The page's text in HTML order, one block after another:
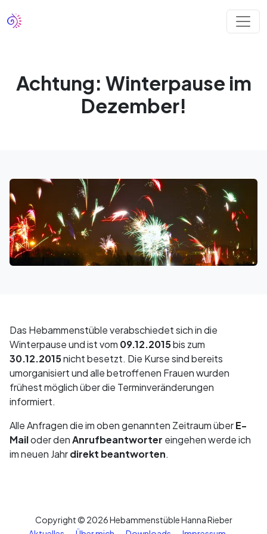
Achtung: Winterpause im
Dezember!
Das Hebammenstüble verabschiedet sich in die
Winterpause und ist vom 09.12.2015bis zum
30.12.2015nicht besetzt. Die Kurse sind bereits
umorganisiert und alle betroffenen Frauen wurden
frühest möglich über die Terminveränderungen
informiert.
Alle Anfragen die im oben genannten Zeitraum überE-
Mailoder denAnrufbeantworter eingehen werde ich
im neuen Jahrdirekt beantworten.
Copyright © 2026 Hebammenstüble Hanna Rieber